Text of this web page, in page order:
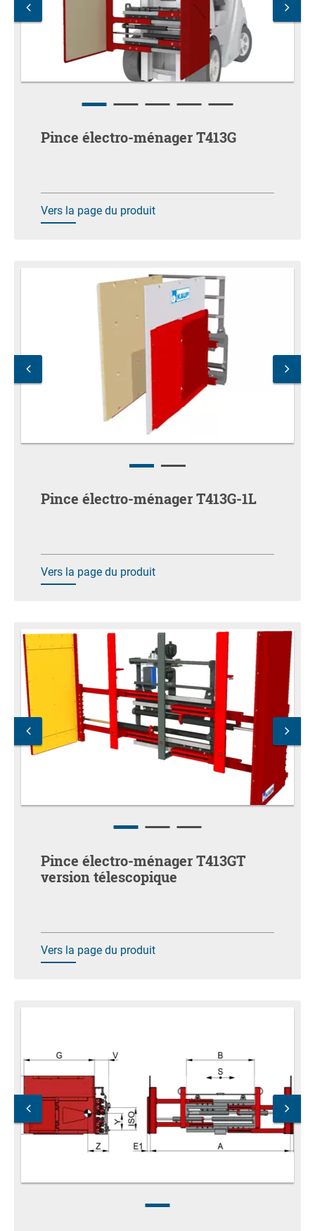
Pince électro-ménager T413G
Vers la page du produit
Pince électro-ménager T413G-1L
Vers la page du produit
Pince électro-ménager T413GT
version télescopique
Vers la page du produit